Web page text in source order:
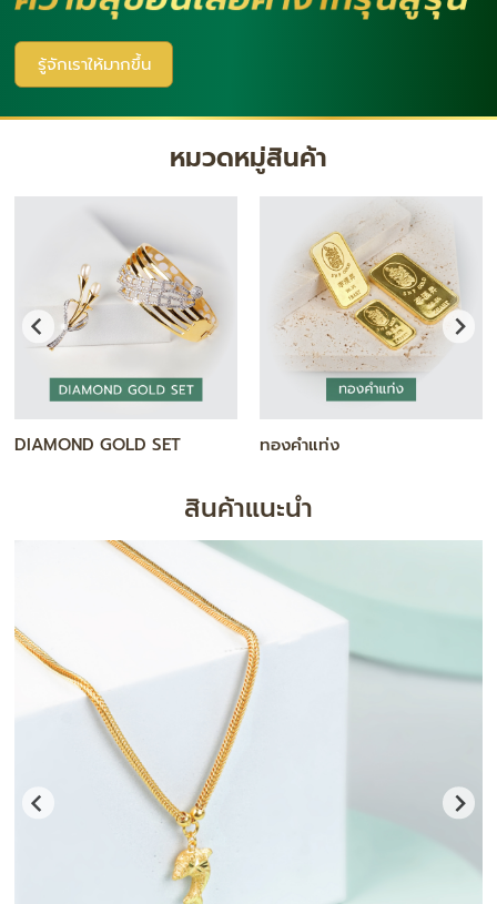
รู้จักเราให้มากขึ้น
หมวดหมู่สินค้า
สร้อยคอ กำไล / สร้อยข้อมือ
สินค้าแนะนำ